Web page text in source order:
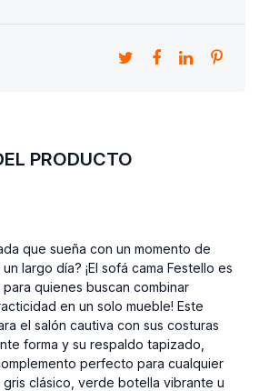
PRODUCTO
que sueña con un momento de
largo día? ¡El sofá cama Festello es
quienes buscan combinar
en un solo mueble! Este
el salón cautiva con sus costuras
forma y su respaldo tapizado,
perfecto para cualquier
gris clásico, verde botella vibrante u